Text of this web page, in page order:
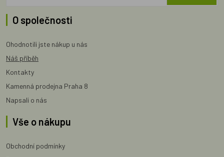
O společnosti
Ohodnotili jste nákup u nás
Náš příběh
Kontakty
Kamenná prodejna Praha 8
Napsali o nás
Vše o nákupu
Obchodní podmínky